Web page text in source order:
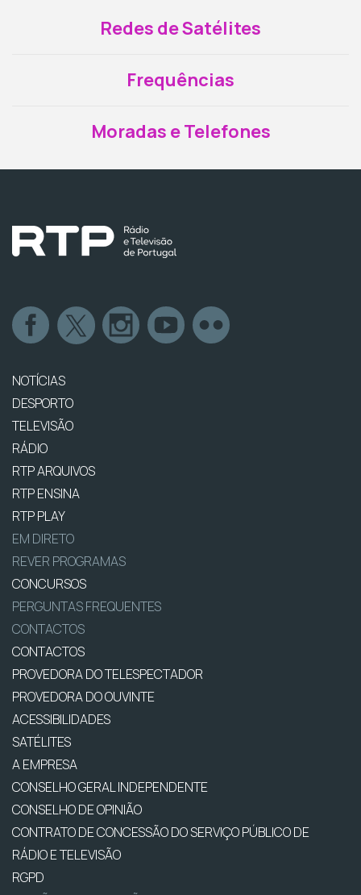
Redes de Satélites
Frequências
Moradas e Telefones
NOTÍCIAS
DESPORTO
TELEVISÃO
RÁDIO
RTP ARQUIVOS
RTP ENSINA
RTP PLAY
EM DIRETO
REVER PROGRAMAS
CONCURSOS
PERGUNTAS FREQUENTES
CONTACTOS
CONTACTOS
PROVEDORA DO TELESPECTADOR
PROVEDORA DO OUVINTE
ACESSIBILIDADES
SATÉLITES
A EMPRESA
CONSELHO GERAL INDEPENDENTE
CONSELHO DE OPINIÃO
CONTRATO DE CONCESSÃO DO SERVIÇO PÚBLICO DE
RÁDIO E TELEVISÃO
RGPD